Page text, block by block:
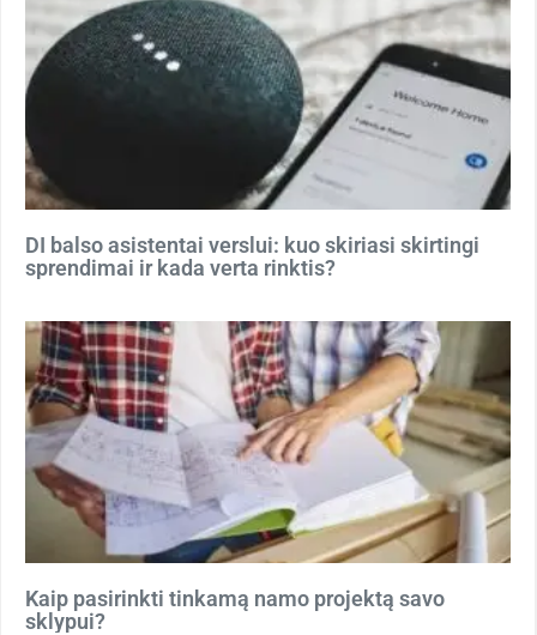
DI balso asistentai verslui: kuo skiriasi skirtingi
sprendimai ir kada verta rinktis?
Kaip pasirinkti tinkamą namo projektą savo
sklypui?